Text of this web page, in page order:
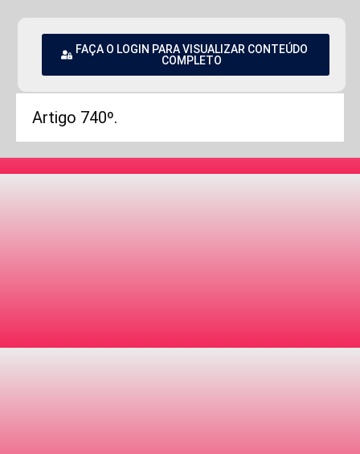
FAÇA O LOGIN PARA VISUALIZAR CONTEÚDO
COMPLETO
Artigo 740º.